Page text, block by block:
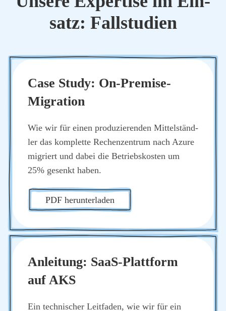
satz: Fall­stu­di­en
Case Stu­dy: On-Pre­mi­se-
Migra­ti­on
Wie wir für einen pro­du­zie­ren­den Mit­tel­ständ­
ler das kom­plet­te Rechen­zen­trum nach Azu­re
migriert und dabei die Betriebs­kos­ten um
25% gesenkt haben.
PDF her­un­ter­la­den
Anlei­tung: SaaS-Platt­form
auf AKS
Ein tech­ni­scher Leit­fa­den, wie wir für ein